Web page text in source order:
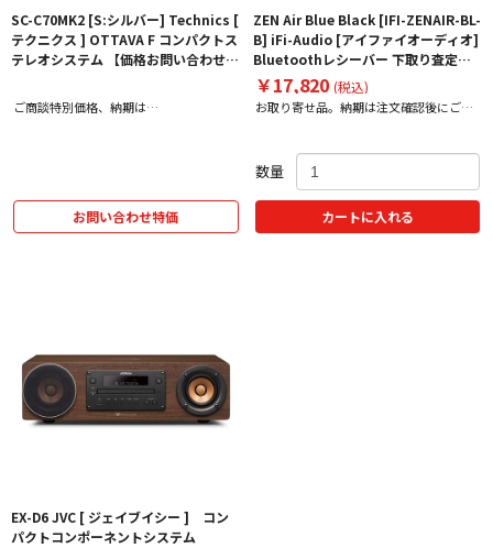
SC-C70MK2 [S:シルバー] Technics [
テクニクス ] OTTAVA F コンパクトス
テレオシステム 【価格お問い合わせ
ご商談特別価格、納期は
お問い合わせ特価
ZEN Air Blue Black [IFI-ZENAIR-BL-
B] iFi-Audio [アイファイオーディオ]
Bluetoothレシーバー 下取り査定額
20%アップ実施中！
￥17,820 (税込)
お取り寄せ品。納期は注文確認後にご案
数量
カートに入れる
EX-D6 JVC [ ジェイブイシー ] コン
パクトコンポーネントシステム